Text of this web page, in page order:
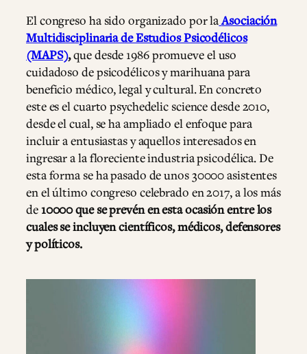
El congreso ha sido organizado por laAsociación
Multidisciplinaria de Estudios Psicodélicos
(MAPS),que desde 1986 promueve el uso
cuidadoso de psicodélicos y marihuana para
beneficio médico, legal y cultural. En concreto
este es el cuarto psychedelic science desde 2010,
desde el cual, se ha ampliado el enfoque para
incluir a entusiastas y aquellos interesados en
ingresar a la floreciente industria psicodélica. De
esta forma se ha pasado de unos 30000 asistentes
en el último congreso celebrado en 2017, a los más
de10000 que se prevén en esta ocasión entre los
cuales se incluyen científicos, médicos, defensores
y políticos.